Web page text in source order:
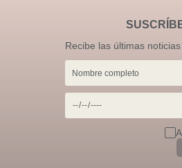
Recibe las últimas